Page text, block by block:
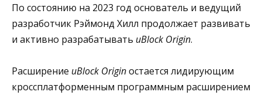
По состоянию на 2023 год основатель и ведущий
разработчик Рэймонд Хилл продолжает развивать
и активно разрабатывать uBlock Origin.
Расширение uBlock Originостается лидирующим
кроссплатформенным программным расширением